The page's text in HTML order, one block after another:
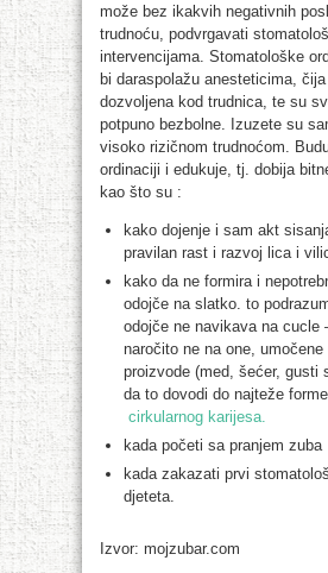
može bez ikakvih negativnih
trudnoću, podvrgavati
intervencijama. Stomatološke
bi daraspolažu anesteticima,
dozvoljena kod trudnica, te su
potpuno bezbolne. Izuzete su
visoko rizičnom trudnoćom.
ordinaciji i edukuje, tj. dobija
kao što su :
kako dojenje i sam akt
pravilan rast i razvoj lica i
kako da ne formira i
odojče na slatko. to
odojče ne navikava na cucle
naročito ne na one,
proizvode (med, šećer, gusti
da to dovodi do najteže
cirkularnog karijesa.
kada početi sa pranjem zuba
kada zakazati prvi
djeteta.
Izvor: mojzubar.com